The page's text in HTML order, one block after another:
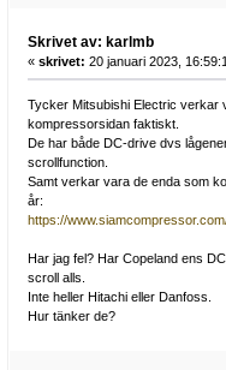
Skrivet av: karlmb
« skrivet: 20 januari 2023,
Tycker Mitsubishi Electric verkar
kompressorsidan faktiskt.
De har både DC-drive dvs
scrollfunction.
Samt verkar vara de enda som
år:
https://
Har jag fel? Har Copeland ens
scroll alls.
Inte heller Hitachi eller Danfoss.
Hur tänker de?